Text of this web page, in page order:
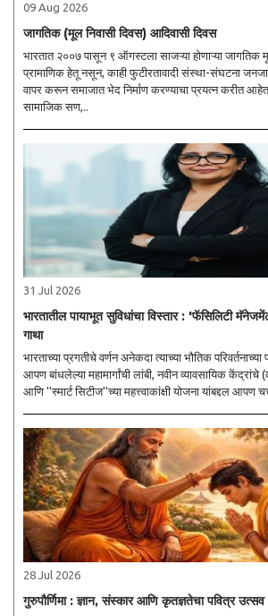
09 Aug 2026
जागतिक (मूल निवासी दिवस) आदिवासी दिवस
भारतात २००७ पासून ९ ऑगस्टला साजऱ्या होणाऱ्या जागतिक
प्रामाणिक हेतू नसून, काही फुटीरतावादी संस्था-संघटना
वापर करून समाजात भेद निर्माण करण्याचा प्रयत्न करीत आहेत. स्वतंत्र भारतात
सामाजिक सण,..
31 Jul 2026
भारतातील पायाभूत सुविधांचा विस्तार : 'फॅसिलिटी
गाथा
भारताच्या प्रगतीचे वर्णन अनेकदा त्याच्या भौतिक
आपण बांधलेल्या महामार्गांची लांबी, नवीन व्यावसायिक
आणि ''स्मार्ट सिटीज''च्या महत्त्वाकांक्षी योजना यांबद्दल आपण
28 Jul 2026
गुरुपौर्णिमा : ज्ञान, संस्कार आणि कृतज्ञतेचा पवित्र उत्सव